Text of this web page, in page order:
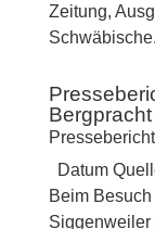
Zeitung,
Datum
Beim
Siggenweiler